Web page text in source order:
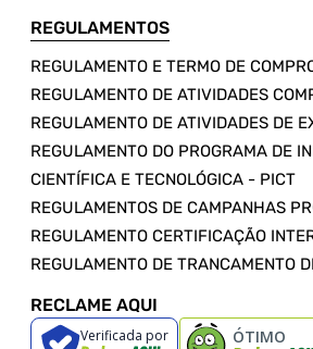
REGULAMENTOS
REGULAMENTO E TERMO DE
REGULAMENTO DE ATIVIDADES
REGULAMENTO DE ATIVIDADES DE
REGULAMENTO DO PROGRAMA DE
CIENTÍFICA E TECNOLÓGICA - PICT
REGULAMENTOS DE CAMPANHAS
REGULAMENTO CERTIFICAÇÃO
REGULAMENTO DE TRANCAMENTO
RECLAME AQUI
Verificada por ÓTIMO